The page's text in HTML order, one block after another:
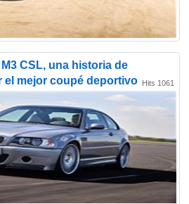
CSL, una historia de
el mejor coupé deportivo Hits 1061